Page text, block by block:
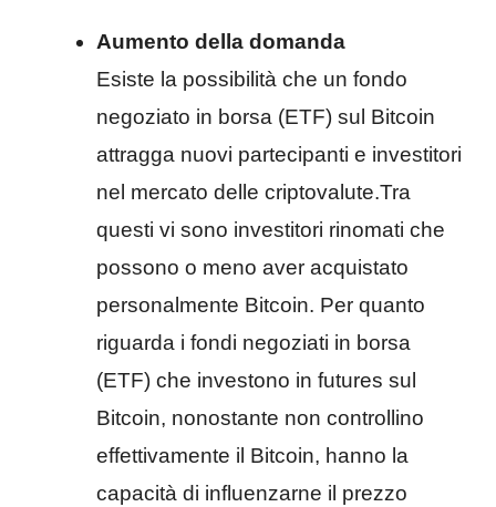
Aumento della domanda
Esiste la possibilità che un fondo
negoziato in borsa (ETF) sul Bitcoin
attragga nuovi partecipanti e investitori
nel mercato delle criptovalute.Tra
questi vi sono investitori rinomati che
possono o meno aver acquistato
personalmente Bitcoin. Per quanto
riguarda i fondi negoziati in borsa
(ETF) che investono in futures sul
Bitcoin, nonostante non controllino
effettivamente il Bitcoin, hanno la
capacità di influenzarne il prezzo